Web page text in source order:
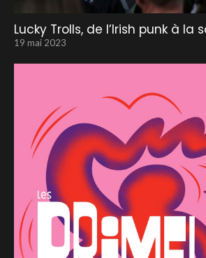
Lucky Trolls, de l’Irish punk à la
19 mai 2023